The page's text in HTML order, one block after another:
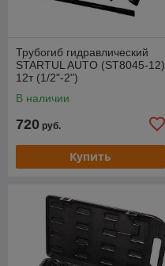
Трубогиб гидравлический
STARTUL AUTO (ST8045-12)
12т (1/2"-2")
В наличии
720 руб.
Купить